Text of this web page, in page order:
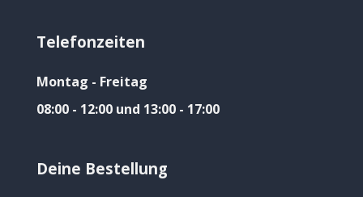
Telefonzeiten
Montag - Freitag
08:00 - 12:00 und 13:00 - 17:00
Deine Bestellung